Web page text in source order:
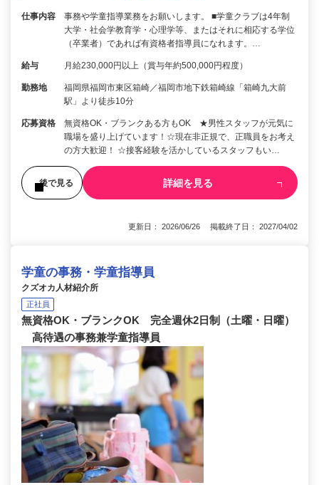
仕事内容
事務や学童指導業務をお願いします。 ■学童クラブは4年制
大学・社会学教育学・心理学等、またはそれに相応する学位
（卒業者）であれば有資格者指導員になれます。…
給与 月給230,000円以上（賞与年約500,000円程度）
勤務地
福岡県福岡市東区箱崎／福岡市地下鉄箱崎線「箱崎九大前
駅」より徒歩10分
応募資格
無資格OK・ブランクある方もOK ★男性スタッフが元気に
職場を盛り上げています！☆現在非正規で、正職員をお考え
の方大歓迎！ ☆接客経験を活かしているスタッフもい…
後で見る 詳細を見る
更新日： 2026/06/26 掲載終了日： 2027/04/02
学童の事務・学童指導員
クズオカ人材紹介所
正社員
無資格OK・ブランクOK 完全週休2日制（土曜・日曜）
高待遇の事務兼学童指導員